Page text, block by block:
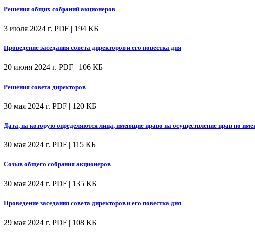
Решения общих собраний акционеров
3 июля 2024 г. PDF | 194 КБ
Проведение заседания совета директоров и его повестка дня
20 июня 2024 г. PDF | 106 КБ
Решения совета директоров
30 мая 2024 г. PDF | 120 КБ
Дата, на которую определяются лица, имеющие право на осуществление прав по
30 мая 2024 г. PDF | 115 КБ
Созыв общего собрания акционеров
30 мая 2024 г. PDF | 135 КБ
Проведение заседания совета директоров и его повестка дня
29 мая 2024 г. PDF | 108 КБ